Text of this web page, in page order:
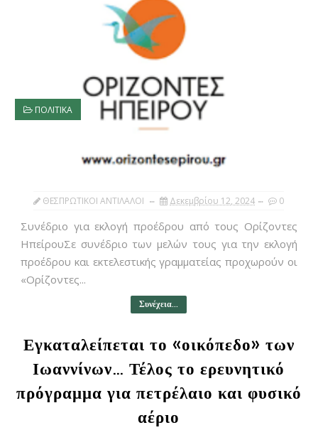
ΠΟΛΙΤΙΚΑ
ΘΕΣΠΡΩΤΙΚΟΙ ΑΝΤΙΛΑΛΟΙ Δεκεμβρίου 12, 2024 0
Συνέδριο για εκλογή προέδρου από τους Ορίζοντες
ΗπείρουΣε συνέδριο των μελών τους για την εκλογή
προέδρου και εκτελεστικής γραμματείας προχωρούν οι
«Ορίζοντες...
Συνέχεια...
Εγκαταλείπεται το «οικόπεδο» των
Ιωαννίνων… Τέλος το ερευνητικό
πρόγραμμα για πετρέλαιο και φυσικό
αέριο